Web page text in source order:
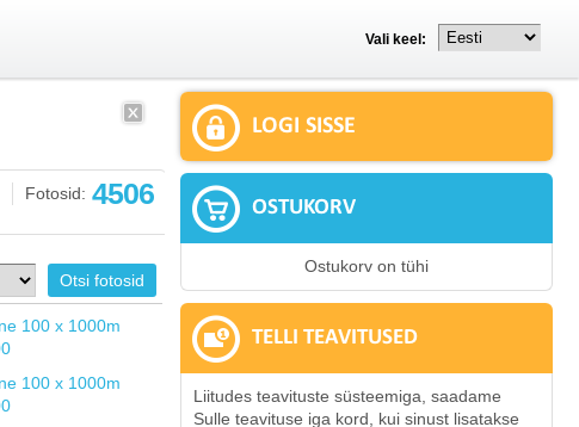
Vali keel:
Fotosid: 4506
LOGI SISSE
OSTUKORV
Ostukorv on tühi
TELLI TEAVITUSED
Liitudes teavituste süsteemiga, saadame
Sulle teavituse iga kord, kui sinust lisatakse